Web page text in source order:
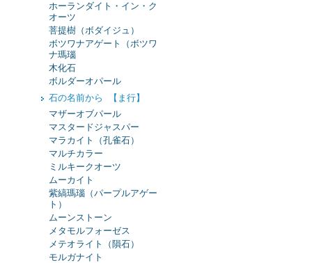
ホーランダイト・イン・ク
オーツ
菩提樹（ボダイジュ）
ボツワナアゲート（ボツワ
ナ瑪瑙
木化石
ボルダーオパール
石の名前から 【ま行】
マザーオブパール
マスタードジャスパー
マラカイト（孔雀石）
マルチカラー
ミルキークオーツ
ムーカイト
紫縞瑪瑙（パープルアゲー
ト）
ムーンストーン
メタモルフォーゼス
メテオライト（隕石）
モルガナイト